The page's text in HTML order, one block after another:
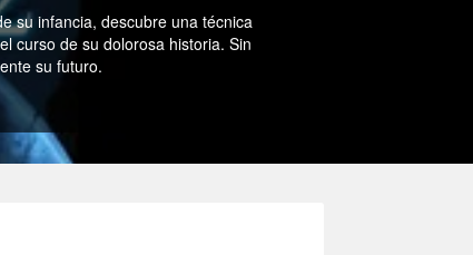
su infancia, descubre una técnica
curso de su dolorosa historia. Sin
su futuro.